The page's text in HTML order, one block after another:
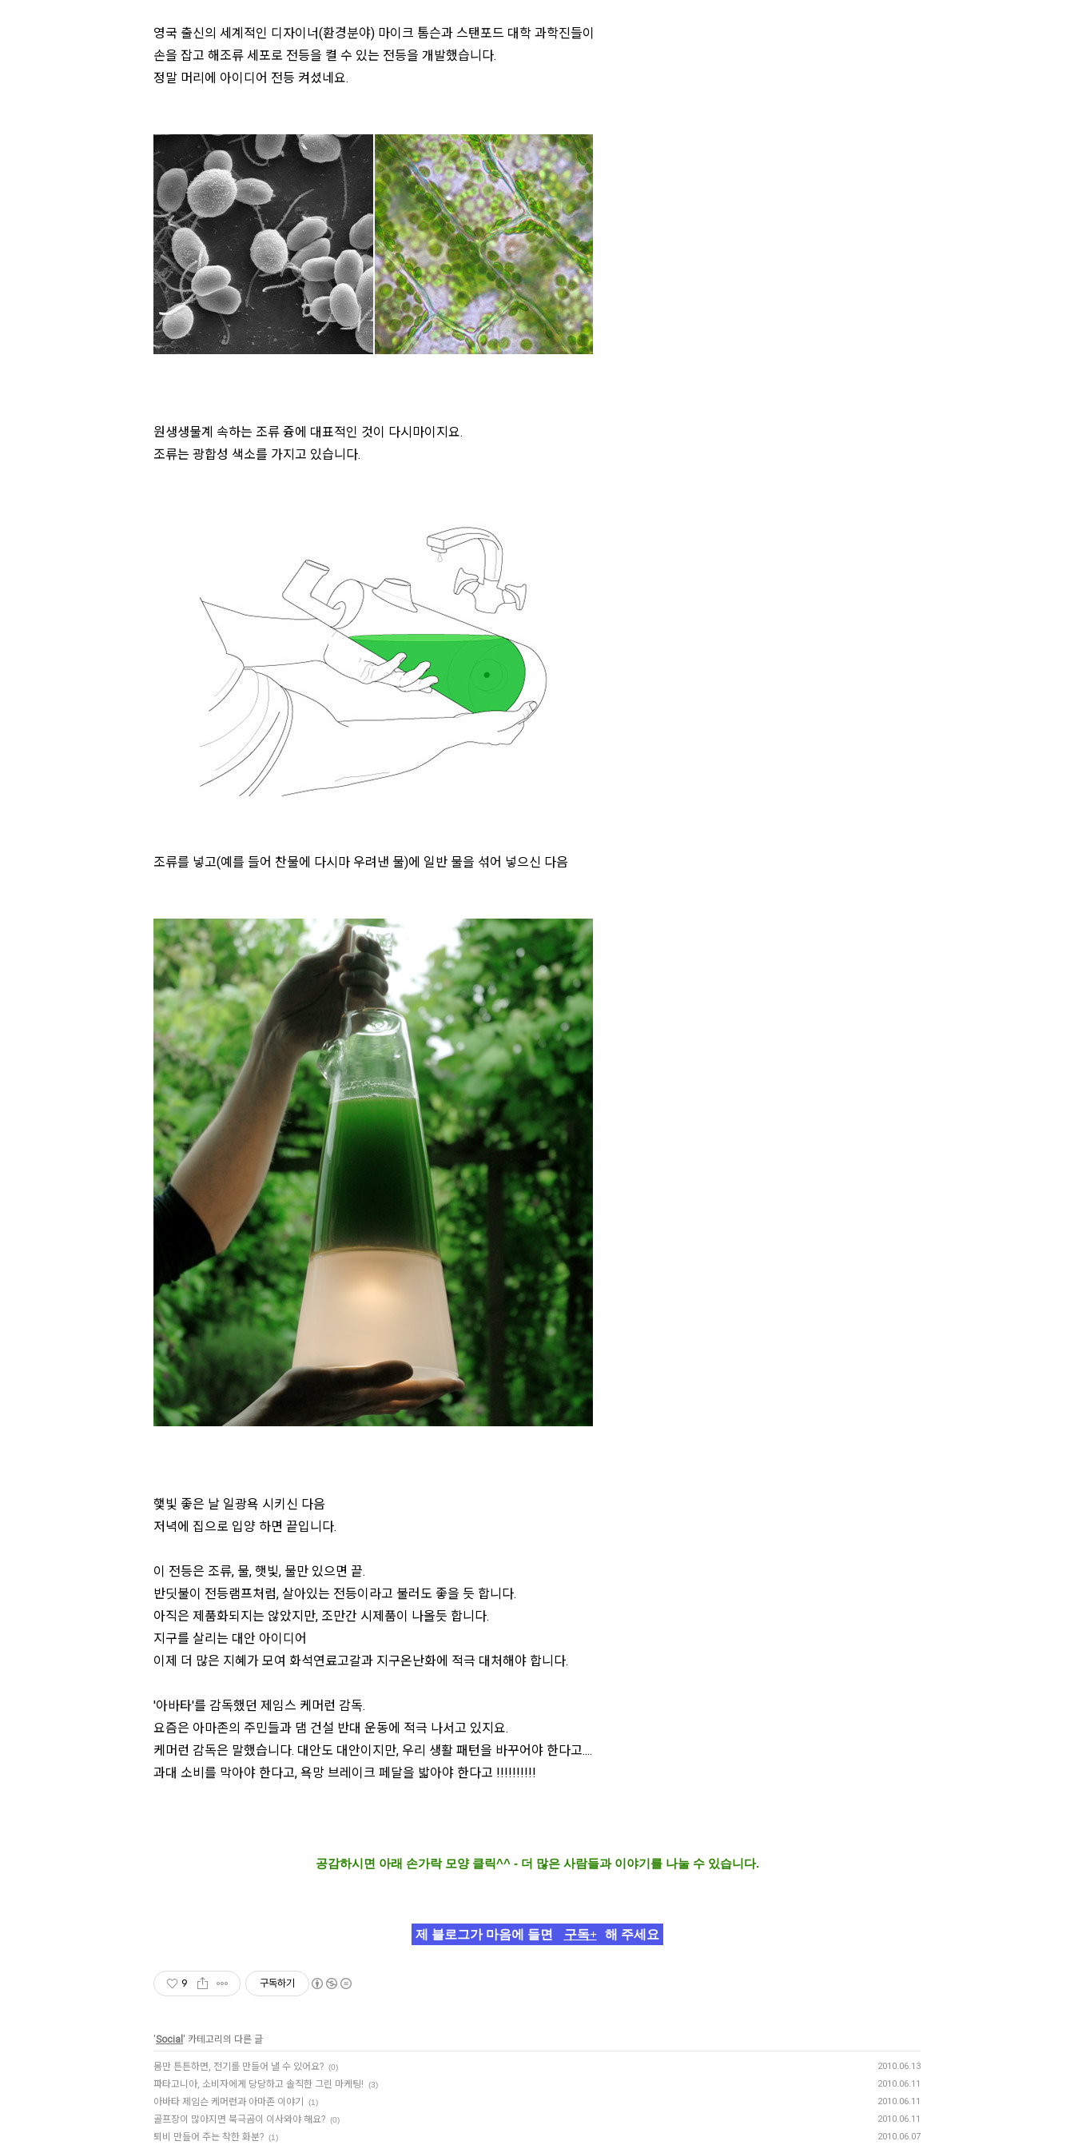
영국 출신의 세계적인 디자이너(환경분야) 마이크 톰슨과 스탠포드 대학 과학진들이
손을 잡고 해조류 세포로 전등을 켤 수 있는 전등을 개발했습니다.
정말 머리에 아이디어 전등 켜셨네요.
원생생물계 속하는 조류 즁에 대표적인 것이 다시마이지요.
조류는 광합성 색소를 가지고 있습니다.
조류를 넣고(예를 들어 찬물에 다시마 우려낸 물)에 일반 물을 섞어 넣으신 다음
햋빛 좋은 날 일광욕 시키신 다음
저녁에 집으로 입양 하면 끝입니다.
이 전등은 조류, 물, 햇빛, 물만 있으면 끝.
반딧불이 전등램프처럼, 살아있는 전등이라고 불러도 좋을 듯 합니다.
아직은 제품화되지는 않았지만, 조만간 시제품이 나올듯 합니다.
지구를 살리는 대안 아이디어
이제 더 많은 지혜가 모여 화석연료고갈과 지구온난화에 적극 대처해야 합니다.
'아바타'를 감독했던 제임스 케머런 감독.
요즘은 아마존의 주민들과 댐 건설 반대 운동에 적극 나서고 있지요.
케머런 감독은 말했습니다. 대안도 대안이지만, 우리 생활 패턴을 바꾸어야 한다고....
과대 소비를 막아야 한다고, 욕망 브레이크 페달을 밟아야 한다고 !!!!!!!!!!
공감하시면 아래 손가락 모양 클릭^^ - 더 많은 사람들과 이야기를 나눌 수 있습니다.
제 블로그가 마음에 들면 구독+ 해 주세요
9 구독하기
'Social ' 카테고리의 다른 글
몸만 튼튼하면, 전기를 만들어 낼 수 있어요? (0) 2010.06.13
파타고니아, 소비자에게 당당하고 솔직한 그린 마케팅! (3) 2010.06.11
아바타 제임슨 케머런과 아마존 이야기 (1) 2010.06.11
골프장이 많아지면 북극곰이 이사와야 해요? (0) 2010.06.11
퇴비 만들어 주는 착한 화분? (1) 2010.06.07